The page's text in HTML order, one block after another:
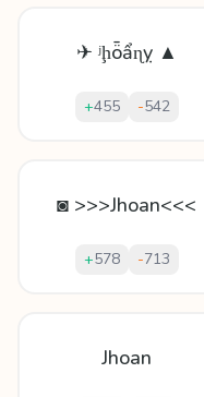
✈ ʲḩȫẩɳỵ ▲
+455 -542
◙ >>>Jhoan<<<
+578 -713
Jhoan